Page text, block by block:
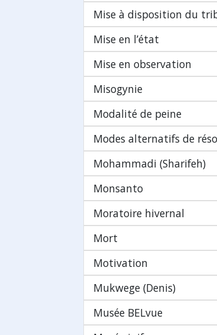
Mise à disposition du
Mise en l’état
Mise en observation
Misogynie
Modalité de peine
Modes alternatifs de
Mohammadi (Sharifeh)
Monsanto
Moratoire hivernal
Mort
Motivation
Mukwege (Denis)
Musée BELvue